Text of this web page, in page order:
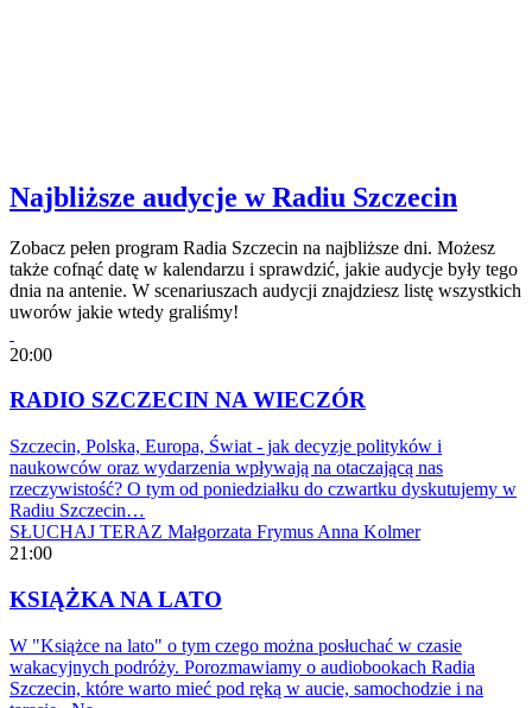
Najbliższe audycje w Radiu Szczecin
Zobacz pełen program Radia Szczecin na najbliższe dni. Możesz
także cofnąć datę w kalendarzu i sprawdzić, jakie audycje były tego
dnia na antenie. W scenariuszach audycji znajdziesz listę wszystkich
uworów jakie wtedy graliśmy!
20:00
RADIO SZCZECIN NA WIECZÓR
Szczecin, Polska, Europa, Świat - jak decyzje polityków i
naukowców oraz wydarzenia wpływają na otaczającą nas
rzeczywistość? O tym od poniedziałku do czwartku dyskutujemy w
Radiu Szczecin…
SŁUCHAJ TERAZ Małgorzata Frymus Anna Kolmer
21:00
KSIĄŻKA NA LATO
W "Książce na lato" o tym czego można posłuchać w czasie
wakacyjnych podróży. Porozmawiamy o audiobookach Radia
Szczecin, które warto mieć pod ręką w aucie, samochodzie i na